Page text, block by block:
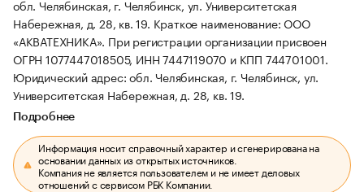
обл. Челябинская, г. Челябинск, ул. Университетская
Набережная, д. 28, кв. 19. Краткое наименование: ООО
«АКВАТЕХНИКА». При регистрации организации присвоен
ОГРН 1077447018505, ИНН 7447119070 и КПП 744701001.
Юридический адрес: обл. Челябинская, г. Челябинск, ул.
Университетская Набережная, д. 28, кв. 19.
Подробнее
Информация носит справочный характер и сгенерирована на
основании данных из открытых источников.
Компания не является пользователем и не имеет деловых
отношений с сервисом РБК Компании.